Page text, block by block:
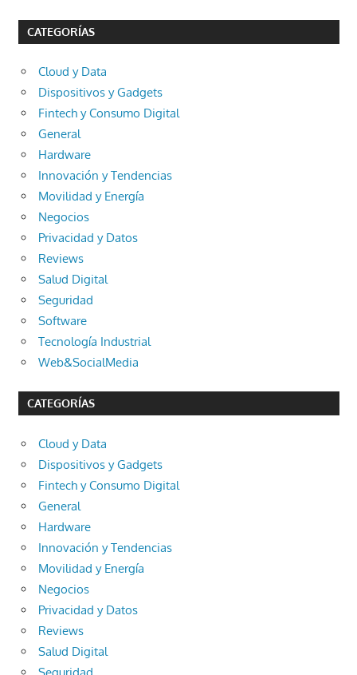
CATEGORÍAS
Cloud y Data
Dispositivos y Gadgets
Fintech y Consumo Digital
General
Hardware
Innovación y Tendencias
Movilidad y Energía
Negocios
Privacidad y Datos
Reviews
Salud Digital
Seguridad
Software
Tecnología Industrial
Web&SocialMedia
CATEGORÍAS
Cloud y Data
Dispositivos y Gadgets
Fintech y Consumo Digital
General
Hardware
Innovación y Tendencias
Movilidad y Energía
Negocios
Privacidad y Datos
Reviews
Salud Digital
Seguridad